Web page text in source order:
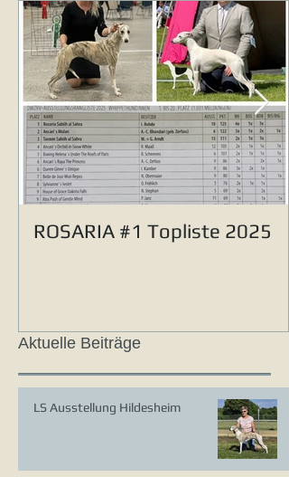
ROSARIA #1 Topliste 2025
Aktuelle Beiträge
LS Ausstellung Hildesheim